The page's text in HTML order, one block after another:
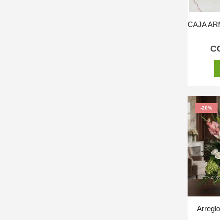
-20%